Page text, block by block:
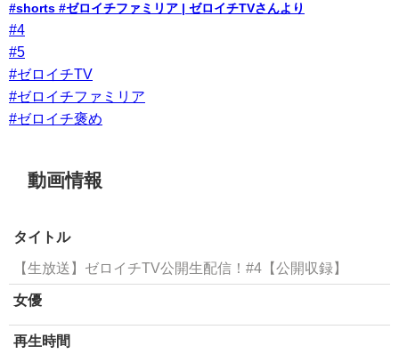
#shorts #ゼロイチファミリア | ゼロイチTVさんより
#4
#5
#ゼロイチTV
#ゼロイチファミリア
#ゼロイチ褒め
動画情報
タイトル
【生放送】ゼロイチTV公開生配信！#4【公開収録】
女優
再生時間